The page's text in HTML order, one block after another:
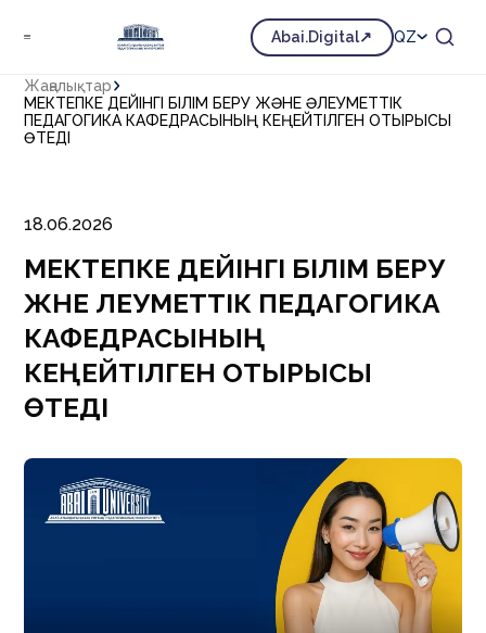
Abai.Digital QZ
Жаңалықтар
МЕКТЕПКЕ ДЕЙІНГІ БІЛІМ БЕРУ ЖӘНЕ ӘЛЕУМЕТТІК
ПЕДАГОГИКА КАФЕДРАСЫНЫҢ КЕҢЕЙТІЛГЕН ОТЫРЫСЫ
ӨТЕДІ
18.06.2026
МЕКТЕПКЕ ДЕЙІНГІ БІЛІМ БЕРУ
ЖӘНЕ ӘЛЕУМЕТТІК ПЕДАГОГИКА
КАФЕДРАСЫНЫҢ
КЕҢЕЙТІЛГЕН ОТЫРЫСЫ
ӨТЕДІ